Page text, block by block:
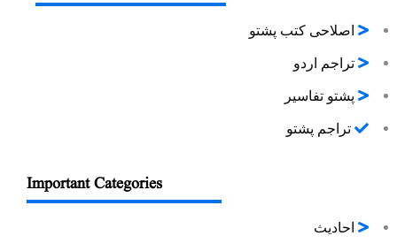
اصلاحی کتب پشتو
تراجم اردو
پشتو تفاسیر
تراجم پشتو
Important Categories
احادیث